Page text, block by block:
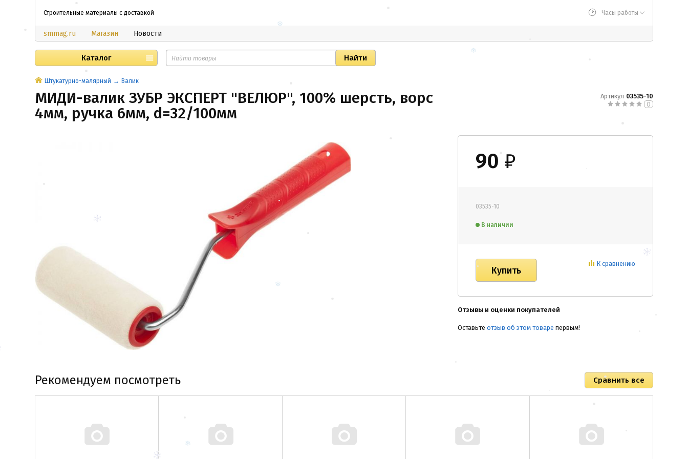
Строительные материалы с доставкой Часы работы
smmag.ru Магазин Новости
Каталог
Штукатурно-малярный Валик
МИДИ-валик ЗУБР ЭКСПЕРТ "ВЕЛЮР", 100% шерсть, ворс
4мм, ручка 6мм, d=32/100мм
Артикул 03535-10
0
90 ₽
03535-10
В наличии
К сравнению
Отзывы и оценки покупателей
Оставьте отзыв об этом товаре первым!
Рекомендуем посмотреть